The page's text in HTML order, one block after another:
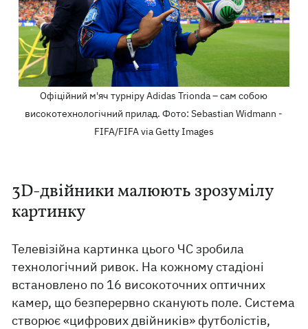
Офіційний м'яч турніру Adidas Trionda – сам собою
високотехнологічний прилад. Фото: Sebastian Widmann -
FIFA/FIFA via Getty Images
3D-двійники малюють зрозумілу
картинку
Телевізійна картинка цього ЧС зробила
технологічний ривок. На кожному стадіоні
встановлено по 16 високоточних оптичних
камер, що безперервно сканують поле. Система
створює «цифрових двійників» футболістів,